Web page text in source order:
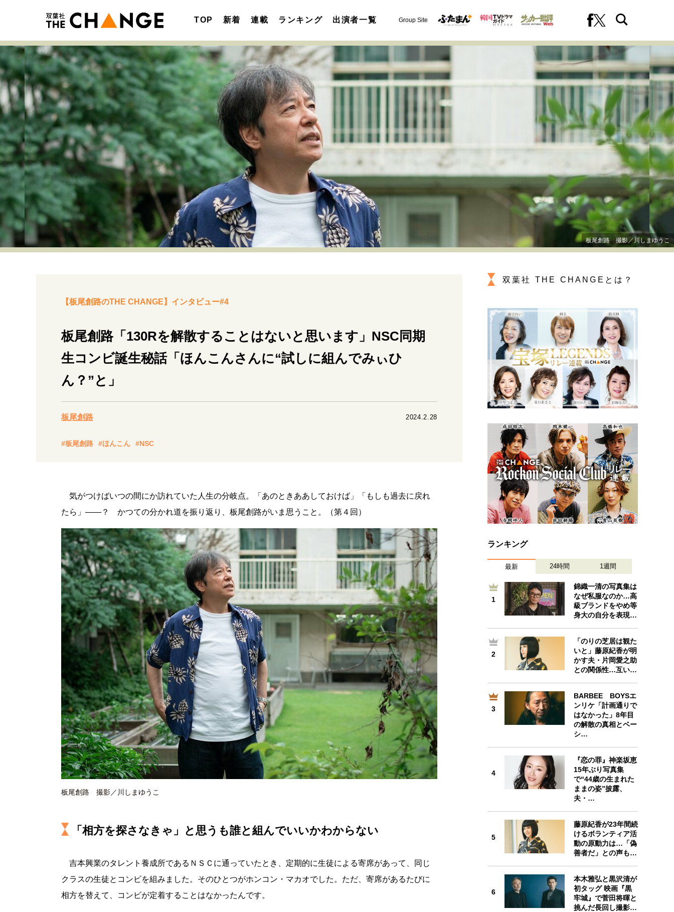
TOP 新着 連載 ランキング 出演者一覧 Group Site
SPECIAL 注目の記事テーマで探す
サイトの核・哲学 運命を変えた出会い 決断の裏側 挫折からの再起 未知への挑戦
プロフェッショナルの矜持
表現者の葛藤
人生が動いた日 10代の挫折と原点
キャリア・働き方 セカンドキャリアの描き方 独立という決断
夢を掴む選択
経営・ビジネス リーダーの流儀 変革の原動力 次世代へのバトン
40代からの景色
一生モノの愛用品
社会・カルチャー・マネー 地域とつながる/お金との付き合い方
板尾創路 撮影／川しまゆうこ
【板尾創路のTHE CHANGE】インタビュー#4
板尾創路「130Rを解散することはないと思います」NSC同期
生コンビ誕生秘話「ほんこんさんに“試しに組んでみぃひ
ん？”と」
板尾創路 2024.2.28
#板尾創路 #ほんこん #NSC
気がつけばいつの間にか訪れていた人生の分岐点。「あのときああしておけば」「もしも過去に戻れ
たら」――？ かつての分かれ道を振り返り、板尾創路がいま思うこと。（第４回）
板尾創路 撮影／川しまゆうこ
「相方を探さなきゃ」と思うも誰と組んでいいかわからない
吉本興業のタレント養成所であるＮＳＣに通っていたとき、定期的に生徒による寄席があって、同じ
クラスの生徒とコンビを組みました。そのひとつがホンコン・マカオでした。ただ、寄席があるたびに
相方を替えて、コンビが定着することはなかったんです。
双葉社 THE CHANGEとは？
ランキング
最新 24時間 1週間
1
錦織一清の写真集は
なぜ私服なのか…高
級ブランドをやめ等
身大の自分を表現…
2
「のりの芝居は観た
いと」藤原紀香が明
かす夫・片岡愛之助
との関係性…互い…
3
BARBEE BOYSエ
ンリケ「計画通りで
はなかった」8年目
の解散の真相とベー
シ…
4
『恋の罪』神楽坂恵
15年ぶり写真集
で“44歳の生まれた
ままの姿”披露、
夫・…
5
藤原紀香が23年間続
けるボランティア活
動の原動力は…「偽
善者だ」との声も…
6
本木雅弘と黒沢清が
初タッグ 映画『黒
牢城』で菅田将暉と
挑んだ長回し撮影…